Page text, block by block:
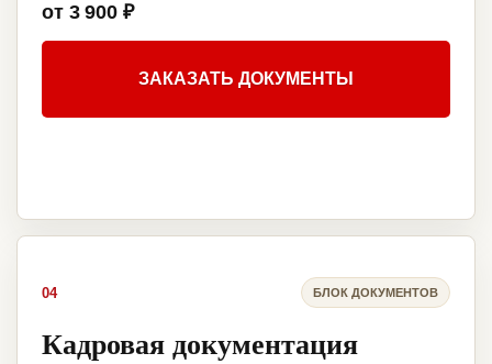
от 3 900 ₽
ЗАКАЗАТЬ ДОКУМЕНТЫ
04 БЛОК ДОКУМЕНТОВ
Кадровая документация